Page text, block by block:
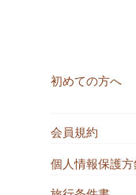
初めての方へ
会員規約
個人情報保護方